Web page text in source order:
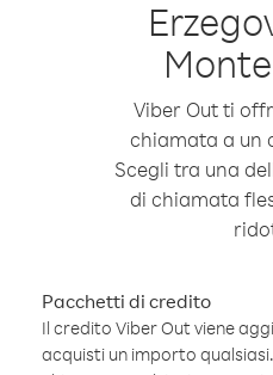
Viber Out ti
chiamata a un
Scegli tra una
di chiamata
Pacchetti di credito
Il credito Viber Out viene
acquisti un importo